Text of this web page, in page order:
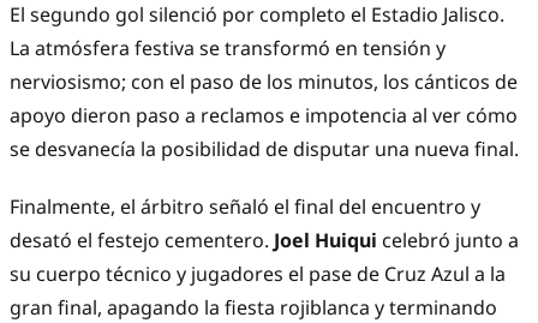
El segundo gol silenció por completo el Estadio Jalisco.
La atmósfera festiva se transformó en tensión y
nerviosismo; con el paso de los minutos, los cánticos de
apoyo dieron paso a reclamos e impotencia al ver cómo
se desvanecía la posibilidad de disputar una nueva final.
Finalmente, el árbitro señaló el final del encuentro y
desató el festejo cementero. Joel Huiqui celebró junto a
su cuerpo técnico y jugadores el pase de Cruz Azul a la
gran final, apagando la fiesta rojiblanca y terminando